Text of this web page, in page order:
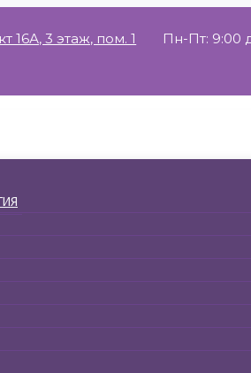
16А, 3 этаж, пом. 1 Пн-Пт: 9:00